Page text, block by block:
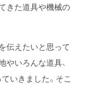
きた道具や機械の
伝えたいと思って
やいろんな道具、
いきました。そこ